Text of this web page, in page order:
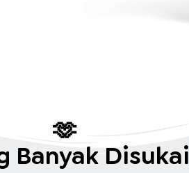
🫶
Banyak Disukai